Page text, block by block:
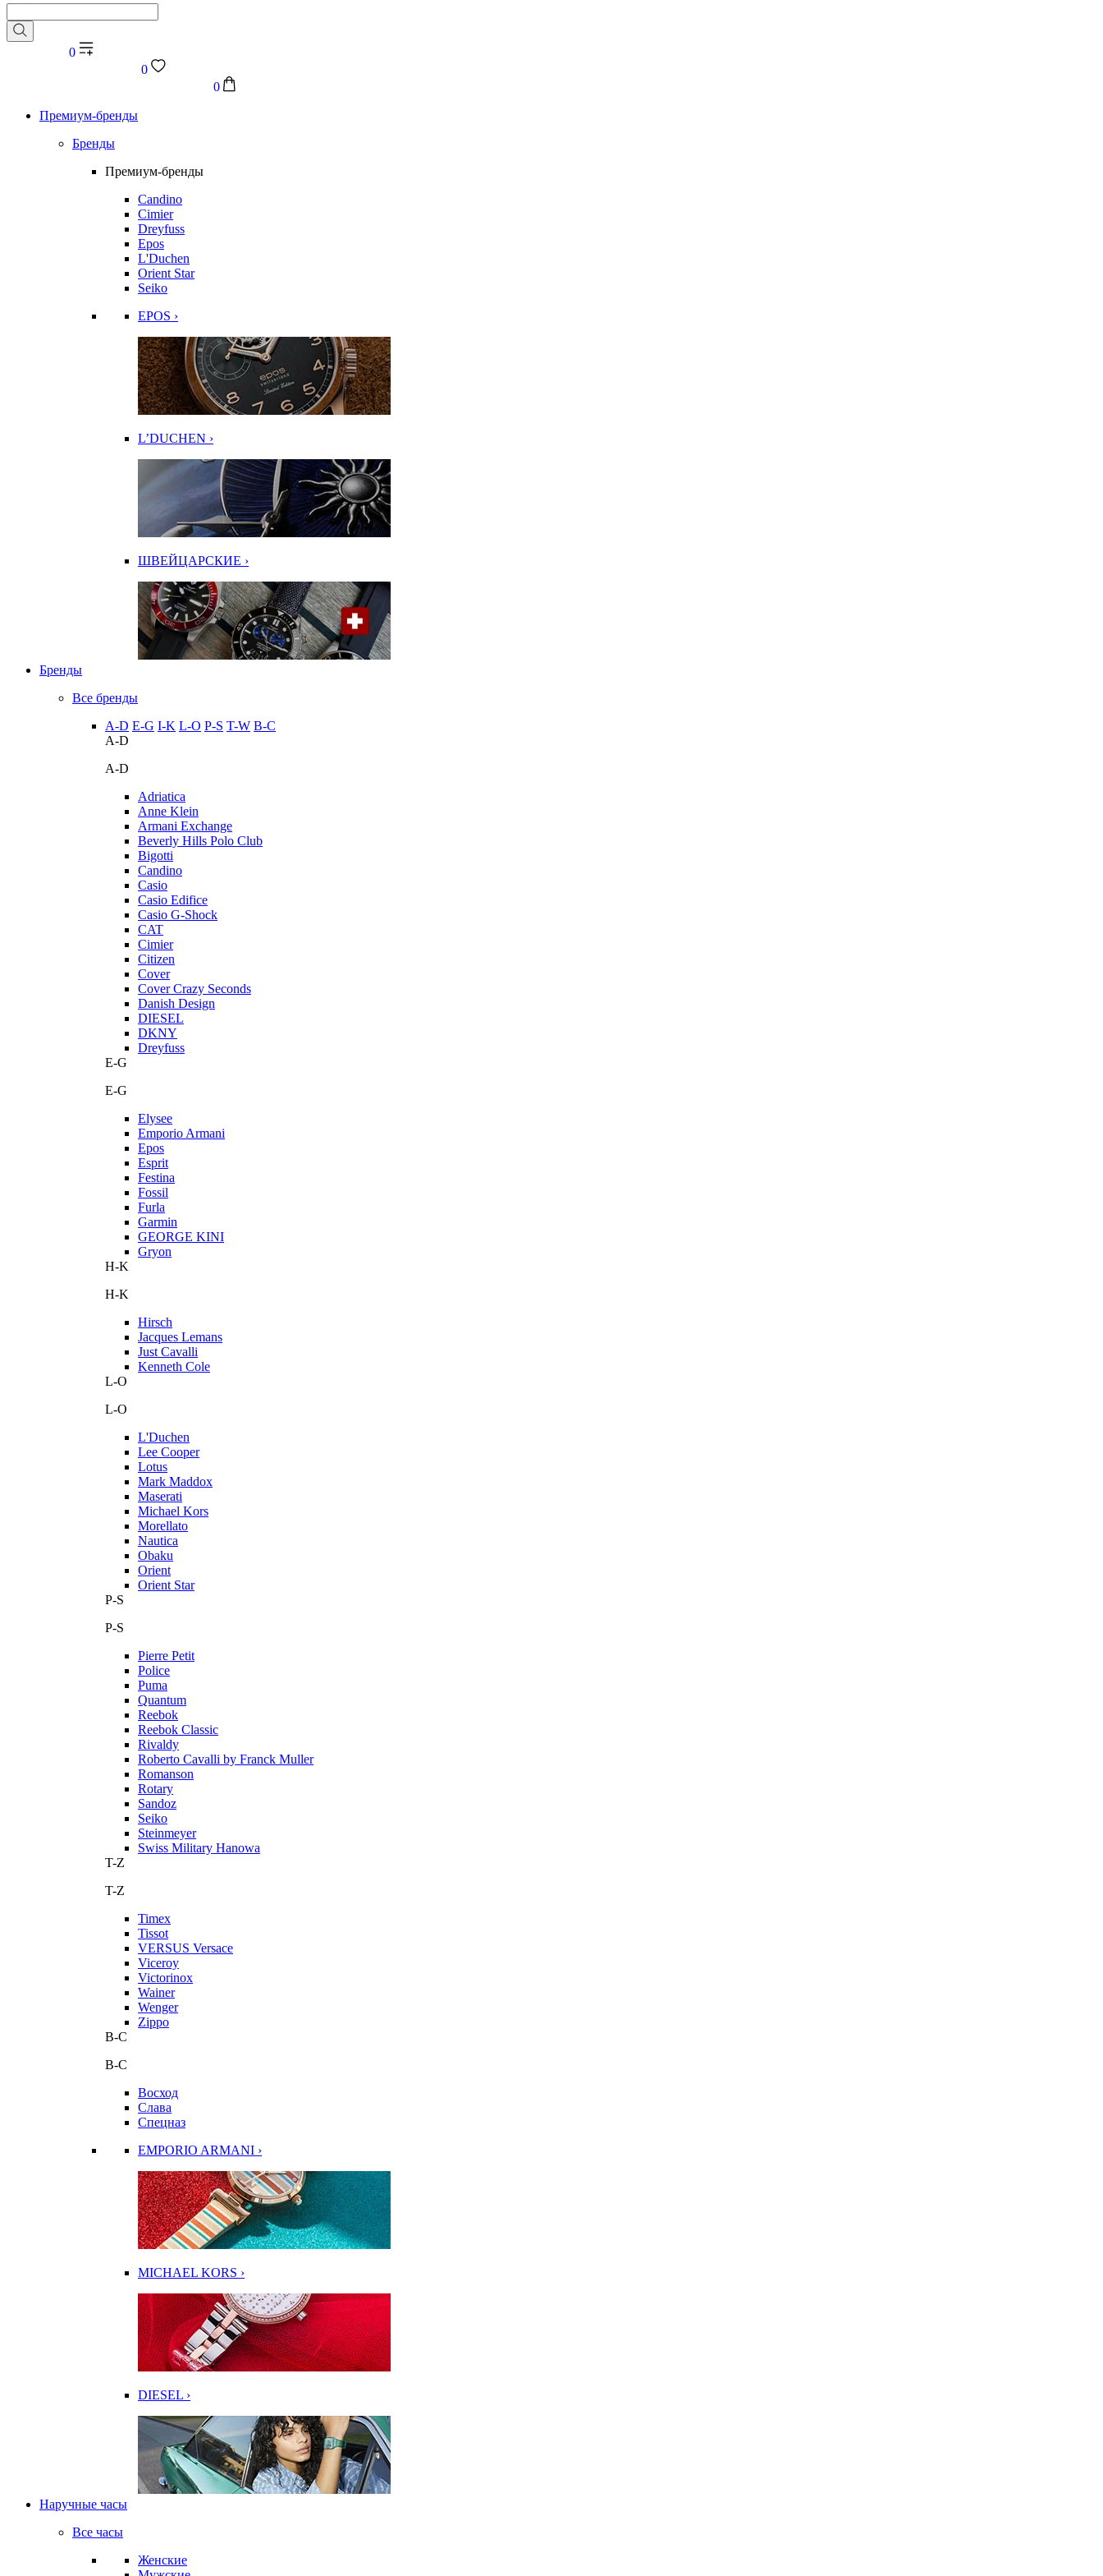
0
0
0
Премиум-бренды
Бренды
Премиум-бренды
Candino
Cimier
Dreyfuss
Epos
L'Duchen
Orient Star
Seiko
EPOS ›
L’DUCHEN ›
ШВЕЙЦАРСКИЕ ›
Бренды
Все бренды
A-D E-G I-K L-O P-S T-W В-С
A-D
A-D
Adriatica
Anne Klein
Armani Exchange
Beverly Hills Polo Club
Bigotti
Candino
Casio
Casio Edifice
Casio G-Shock
CAT
Cimier
Citizen
Cover
Cover Crazy Seconds
Danish Design
DIESEL
DKNY
Dreyfuss
E-G
E-G
Elysee
Emporio Armani
Epos
Esprit
Festina
Fossil
Furla
Garmin
GEORGE KINI
Gryon
H-K
H-K
Hirsch
Jacques Lemans
Just Cavalli
Kenneth Cole
L-O
L-O
L'Duchen
Lee Cooper
Lotus
Mark Maddox
Maserati
Michael Kors
Morellato
Nautica
Obaku
Orient
Orient Star
P-S
P-S
Pierre Petit
Police
Puma
Quantum
Reebok
Reebok Classic
Rivaldy
Roberto Cavalli by Franck Muller
Romanson
Rotary
Sandoz
Seiko
Steinmeyer
Swiss Military Hanowa
T-Z
T-Z
Timex
Tissot
VERSUS Versace
Viceroy
Victorinox
Wainer
Wenger
Zippo
В-С
В-С
Восход
Слава
Спецназ
EMPORIO ARMANI ›
MICHAEL KORS ›
DIESEL ›
Наручные часы
Все часы
Женские